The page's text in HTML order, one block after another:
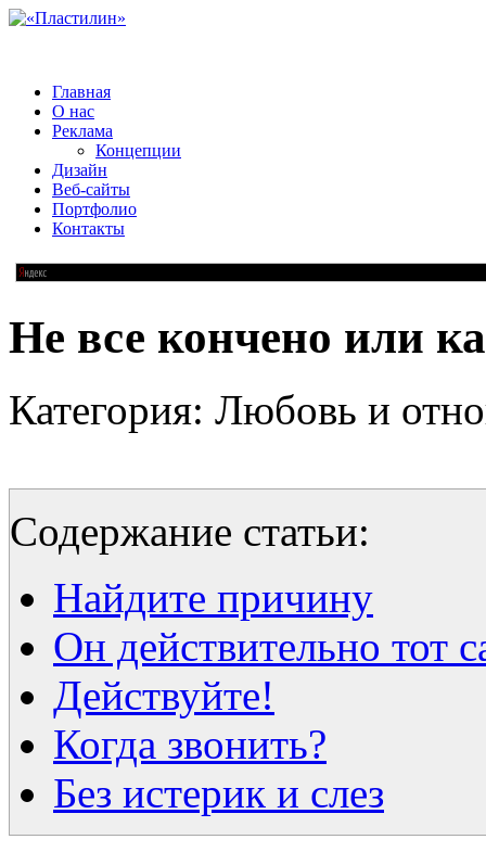
Главная
О нас
Реклама
Концепции
Дизайн
Веб-сайты
Портфолио
Контакты
Не все кончено или
Категория: Любовь и
Содержание статьи:
Найдите причину
Он действительно тот
Действуйте!
Когда звонить?
Без истерик и слез